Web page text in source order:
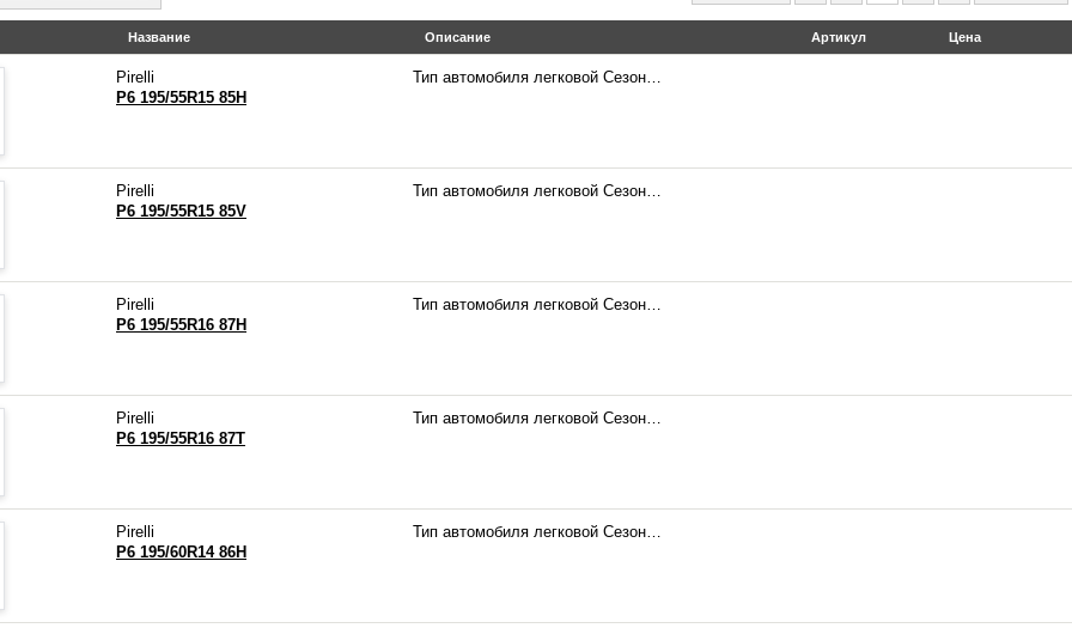
Название Описание Артикул Цена
Pirelli
P6 195/55R15 85H
Тип автомобиля легковой Сезон…
Pirelli
P6 195/55R15 85V
Тип автомобиля легковой Сезон…
Pirelli
P6 195/55R16 87H
Тип автомобиля легковой Сезон…
Pirelli
P6 195/55R16 87T
Тип автомобиля легковой Сезон…
Pirelli
P6 195/60R14 86H
Тип автомобиля легковой Сезон…